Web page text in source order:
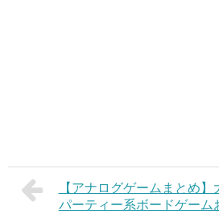
【アナログゲームまとめ
パーティー系ボードゲーム